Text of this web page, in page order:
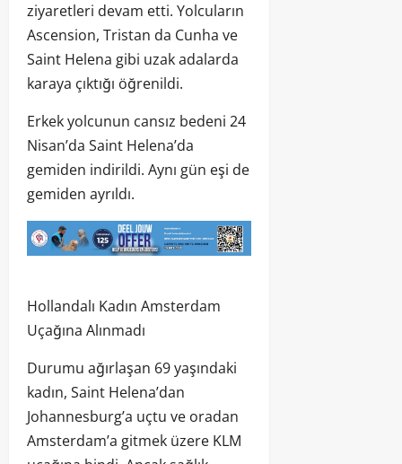
ziyaretleri devam etti. Yolcuların
Ascension, Tristan da Cunha ve
Saint Helena gibi uzak adalarda
karaya çıktığı öğrenildi.
Erkek yolcunun cansız bedeni 24
Nisan’da Saint Helena’da
gemiden indirildi. Aynı gün eşi de
gemiden ayrıldı.
Hollandalı Kadın Amsterdam
Uçağına Alınmadı
Durumu ağırlaşan 69 yaşındaki
kadın, Saint Helena’dan
Johannesburg’a uçtu ve oradan
Amsterdam’a gitmek üzere KLM